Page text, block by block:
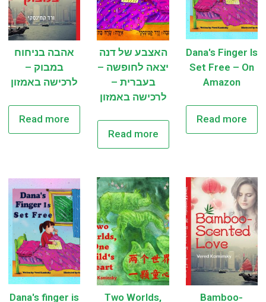
Dana's Finger Is
Set Free – On
Amazon
Read more
האצבע של דנה
יצאה לחופשה –
בעברית –
לרכישה באמזון
Read more
אהבה בניחוח
במבוק –
לרכישה באמזון
Read more
Bamboo-
Two Worlds,
Dana's finger is